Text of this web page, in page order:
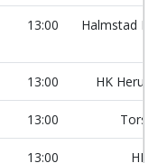
13:00 Halmstad
13:00 HK Herulf
13:00
13:00 HK